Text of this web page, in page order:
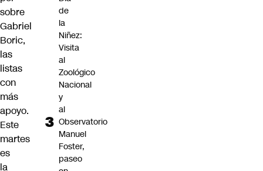
sobre
Gabriel
Boric,
las
listas
con
más
apoyo.
Este
martes
es
la
de
la
Niñez:
Visita
al
Zoológico
Nacional
y
al
Observatorio
Manuel
Foster,
paseo